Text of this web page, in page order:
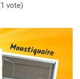
vote)